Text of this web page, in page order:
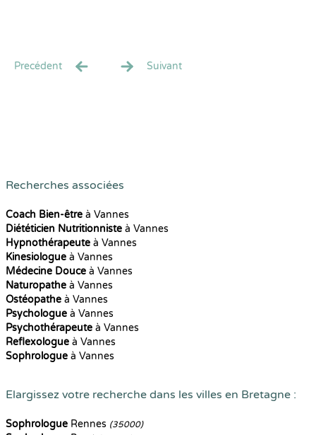
Precédent Suivant
Recherches associées
Coach Bien-être à Vannes
Diététicien Nutritionniste à Vannes
Hypnothérapeute à Vannes
Kinesiologue à Vannes
Médecine Douce à Vannes
Naturopathe à Vannes
Ostéopathe à Vannes
Psychologue à Vannes
Psychothérapeute à Vannes
Reflexologue à Vannes
Sophrologue à Vannes
Elargissez votre recherche dans les villes en Bretagne :
Sophrologue Rennes (35000)